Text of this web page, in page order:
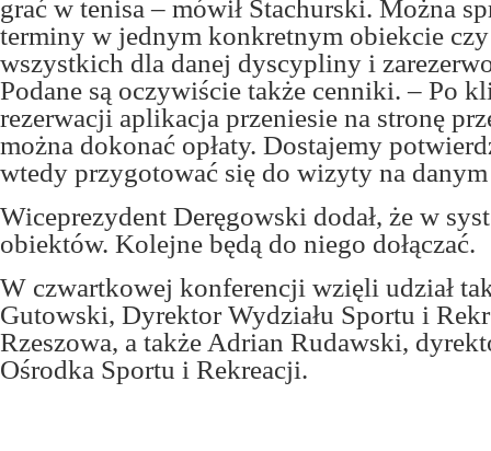
grać w tenisa – mówił Stachurski. Można
terminy w jednym konkretnym obiekcie
wszystkich dla danej dyscypliny i
Podane są oczywiście także cenniki. – Po
rezerwacji aplikacja przeniesie na stronę
można dokonać opłaty. Dostajemy
wtedy przygotować się do wizyty na
Wiceprezydent Deręgowski dodał, że w
obiektów. Kolejne będą do niego dołączać.
W czwartkowej konferencji wzięli udział
Gutowski, Dyrektor Wydziału Sportu i
Rzeszowa, a także Adrian Rudawski,
Ośrodka Sportu i Rekreacji.